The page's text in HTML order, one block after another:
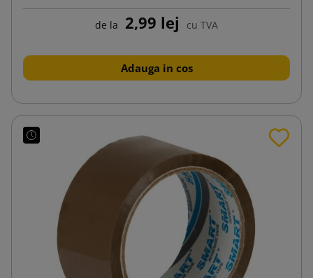
de la 2,99 lej cu TVA
Adauga in cos